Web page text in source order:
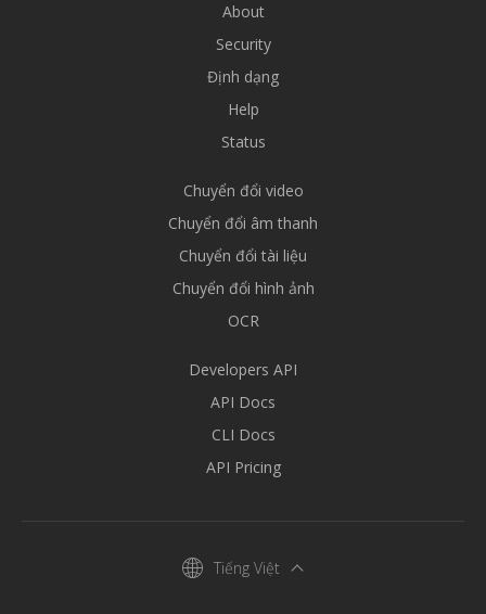
About
Security
Định dạng
Help
Status
Chuyển đổi video
Chuyển đổi âm thanh
Chuyển đổi tài liệu
Chuyển đổi hình ảnh
OCR
Developers API
API Docs
CLI Docs
API Pricing
Tiếng Việt